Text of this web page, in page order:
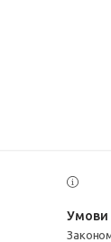
Законом не передбачено повернення та обмін даного товару